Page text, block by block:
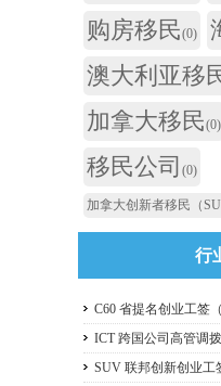
购房移民(0)
澳大利亚移
加拿大移民(0)
移民公司 (0)
加拿大创新者移民（
行
C60 省提名创业工签
C11 自雇工签、SUV
签比较
ICT 跨国公司高管调
司开加拿大分公司）
SUV 联邦创新创业工